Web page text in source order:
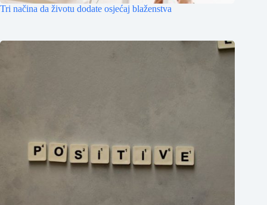
Tri načina da životu dodate osjećaj blaženstva